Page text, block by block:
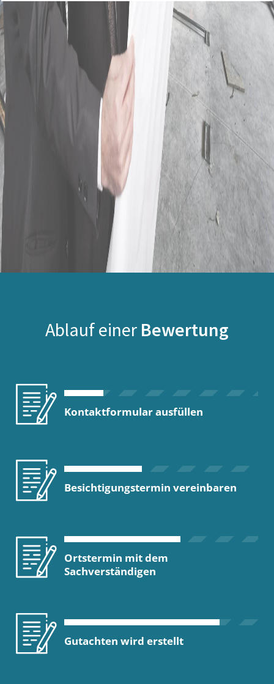
Ablauf einer Bewertung
Kontaktformular ausfüllen
Besichtigungstermin vereinbaren
Ortstermin mit dem
Sachverständigen
Gutachten wird erstellt